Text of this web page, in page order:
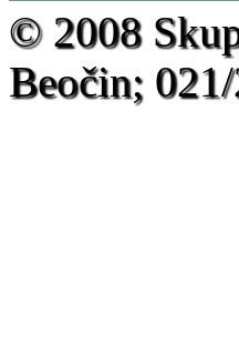
© 2008
Beočin;